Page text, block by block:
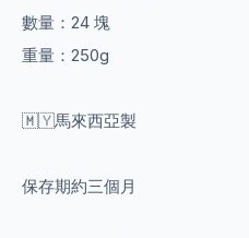
數量：24 塊
重量：250g
🇲🇾馬來西亞製
保存期約三個月